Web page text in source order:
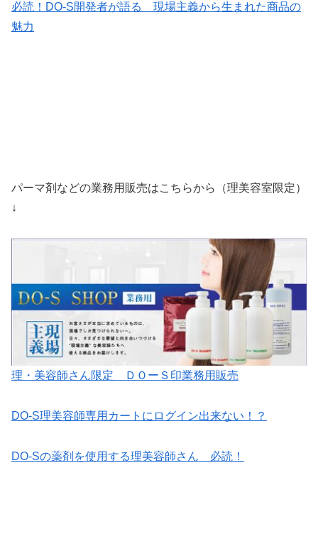
必読！DO-S開発者が語る 現場主義から生まれた商品の
魅力
パーマ剤などの業務用販売はこちらから（理美容室限定）
↓
理・美容師さん限定 ＤＯーＳ印業務用販売
DO-S理美容師専用カートにログイン出来ない！？
DO-Sの薬剤を使用する理美容師さん 必読！